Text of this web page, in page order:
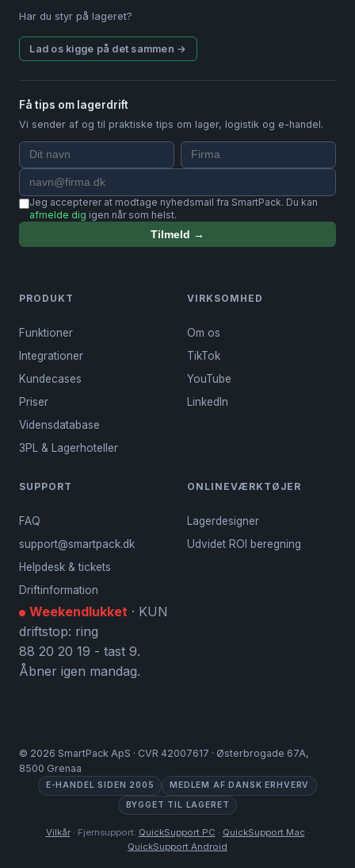
Har du styr på lageret?
Lad os kigge på det sammen →
Få tips om lagerdrift
Vi sender af og til praktiske tips om lager, logistik og e-handel.
Jeg accepterer at modtage nyhedsmail fra SmartPack. Du kan
afmelde dig igen når som helst.
Tilmeld →
PRODUKT
Funktioner
Integrationer
Kundecases
Priser
Vidensdatabase
3PL & Lagerhoteller
VIRKSOMHED
Om os
TikTok
YouTube
LinkedIn
SUPPORT
FAQ
support@smartpack.dk
Helpdesk & tickets
Driftinformation
Weekendlukket · KUN
driftstop: ring
88 20 20 19 - tast 9.
Åbner igen mandag.
ONLINEVÆRKTØJER
Lagerdesigner
Udvidet ROI beregning
© 2026 SmartPack ApS · CVR 42007617 · Østerbrogade 67A,
8500 Grenaa
E-HANDEL SIDEN 2005
MEDLEM AF DANSK ERHVERV
BYGGET TIL LAGERET
Vilkår· Fjernsupport: QuickSupport PC · QuickSupport Mac ·
QuickSupport Android